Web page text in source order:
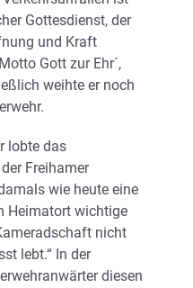
Gottesdienst, der
und Kraft
Gott zur Ehr´,
weihte er noch
lobte das
Freihamer
wie heute eine
Heimatort wichtige
nicht
lebt.“ In der
diesen